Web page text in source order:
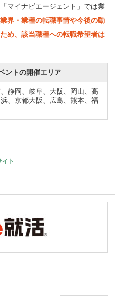
マイナビエージェント」では業
界・業種の転職事情や今後の動
め、該当職種への転職希望者は
ントの開催エリア
静岡、岐阜、大阪、岡山、高
、京都大阪、広島、熊本、福
イト